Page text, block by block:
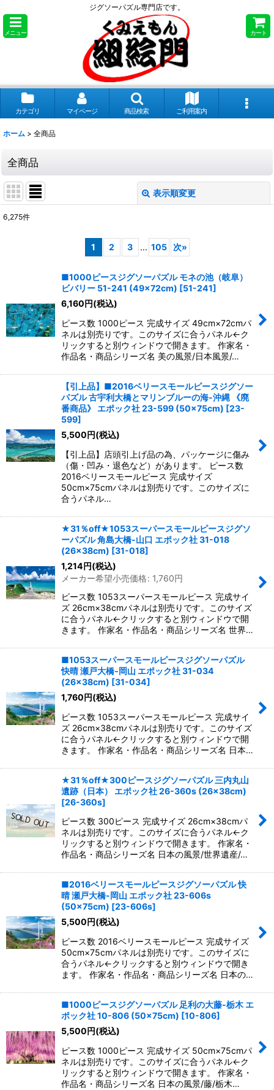
ジグソーパズル専門店です。
メニュー カート
カテゴリ マイページ 商品検索 ご利用案内
ホーム > 全商品
全商品
表示順変更
絞り込む
6,275件
1 2 3 ... 105 次»
■1000ピースジグソーパズル モネの池（岐阜）
ビバリー 51-241 (49×72cm) [51-241]
6,160円(税込)
ピース数 1000ピース 完成サイズ 49cm×72cmパ
ネルは別売りです。このサイズに合うパネル←ク
リックすると別ウィンドウで開きます。 作家名・
作品名・商品シリーズ名 美の風景/日本風景/…
【引上品】■2016ベリースモールピースジグソー
パズル 古宇利大橋とマリンブルーの海-沖縄 《廃
番商品》 エポック社 23-599 (50×75cm) [23-
599]
5,500円(税込)
【引上品】店頭引上げ品の為、パッケージに傷み
（傷・凹み・退色など）があります。 ピース数
2016ベリースモールピース 完成サイズ
50cm×75cmパネルは別売りです。このサイズに
合うパネル…
★31％off★1053スーパースモールピースジグソ
ーパズル 角島大橋-山口 エポック社 31-018
(26×38cm) [31-018]
1,214円(税込)
メーカー希望小売価格: 1,760円
ピース数 1053スーパースモールピース 完成サイ
ズ 26cm×38cmパネルは別売りです。このサイズ
に合うパネル←クリックすると別ウィンドウで開
きます。 作家名・作品名・商品シリーズ名 世界…
■1053スーパースモールピースジグソーパズル
快晴 瀬戸大橋‐岡山 エポック社 31-034
(26×38cm) [31-034]
1,760円(税込)
ピース数 1053スーパースモールピース 完成サイ
ズ 26cm×38cmパネルは別売りです。このサイズ
に合うパネル←クリックすると別ウィンドウで開
きます。 作家名・作品名・商品シリーズ名 日本…
★31％off★300ピースジグソーパズル 三内丸山
遺跡（日本） エポック社 26-360s (26×38cm)
[26-360s]
ピース数 300ピース 完成サイズ 26cm×38cmパ
ネルは別売りです。このサイズに合うパネル←ク
リックすると別ウィンドウで開きます。 作家名・
作品名・商品シリーズ名 日本の風景/世界遺産/…
■2016ベリースモールピースジグソーパズル 快
晴 瀬戸大橋-岡山 エポック社 23-606s
(50×75cm) [23-606s]
5,500円(税込)
ピース数 2016ベリースモールピース 完成サイズ
50cm×75cmパネルは別売りです。このサイズに
合うパネル←クリックすると別ウィンドウで開き
ます。 作家名・作品名・商品シリーズ名 日本の…
■1000ピースジグソーパズル 足利の大藤-栃木 エ
ポック社 10-806 (50×75cm) [10-806]
5,500円(税込)
ピース数 1000ピース 完成サイズ 50cm×75cmパ
ネルは別売りです。このサイズに合うパネル←ク
リックすると別ウィンドウで開きます。 作家名・
作品名・商品シリーズ名 日本の風景/藤/栃木…